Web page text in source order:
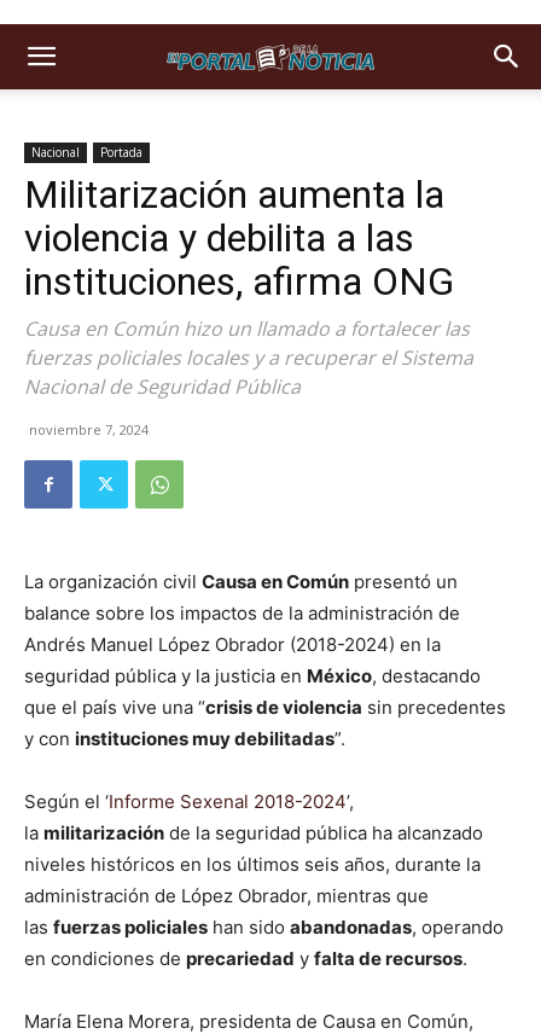
Nacional Portada
Militarización aumenta la
violencia y debilita a las
instituciones, afirma ONG
Causa en Común hizo un llamado a fortalecer las
fuerzas policiales locales y a recuperar el Sistema
Nacional de Seguridad Pública
noviembre 7, 2024
La organización civil Causa en Común presentó un
balance sobre los impactos de la administración de
Andrés Manuel López Obrador (2018-2024) en la
seguridad pública y la justicia en México, destacando
que el país vive una “crisis de violencia sin precedentes
y con instituciones muy debilitadas”.
Según el ‘Informe Sexenal 2018-2024’,
la militarización de la seguridad pública ha alcanzado
niveles históricos en los últimos seis años, durante la
administración de López Obrador, mientras que
las fuerzas policiales han sido abandonadas, operando
en condiciones de precariedad y falta de recursos.
María Elena Morera, presidenta de Causa en Común,